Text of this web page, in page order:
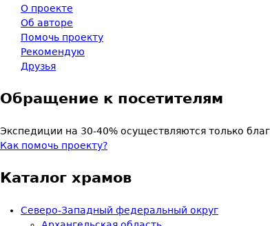
О проекте
Об авторе
Помочь проекту
Рекомендую
Друзья
Обращение к посетителям
Экспедиции на 30-40% осуществляются только
Как помочь проекту?
Каталог храмов
Северо-Западный федеральный округ